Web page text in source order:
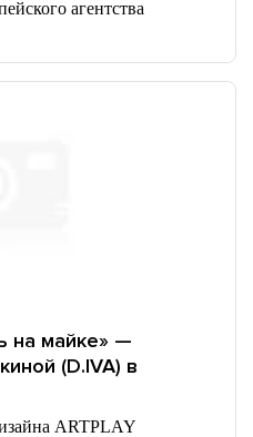
агентства
на майке» —
(D.IVA) в
ARTPLAY